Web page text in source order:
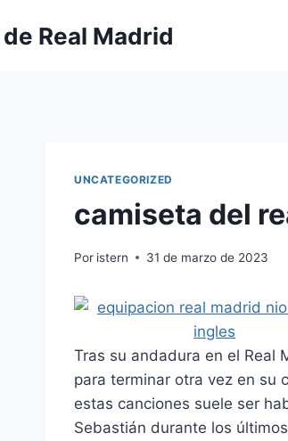
Real Madrid
UNCATEGORIZED
camiseta del
Por istern 31 de marzo de 2023
Tras su andadura en el Real
para terminar otra vez en su
estas canciones suele ser
Sebastián durante los